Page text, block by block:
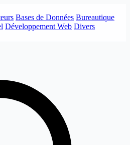
Bases de Données Bureautique
Développement Web Divers